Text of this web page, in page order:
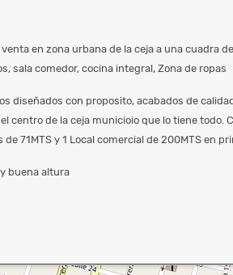
en zona urbana de la ceja a una cuadra
sala comedor, cocina integral, Zona de ropas
diseñados con proposito, acabados de
centro de la ceja municioio que lo tiene todo.
71MTS y 1 Local comercial de 200MTS en
buena altura